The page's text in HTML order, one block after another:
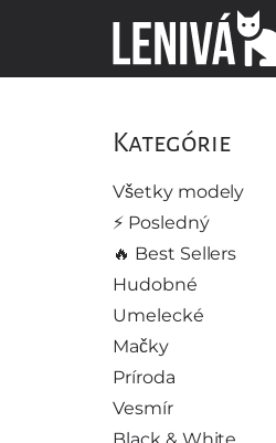
Kategórie
Všetky modely
⚡️ Posledný
🔥 Best Sellers
Hudobné
Umelecké
Mačky
Príroda
Vesmír